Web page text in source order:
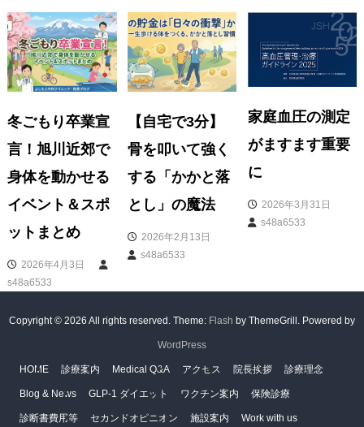
ビ
ゲ
ー
シ
ョ
ン
冬ごもり卒業宣
言！旭川近郊で
身体を動かせる
イベント＆スポ
ットまとめ
2026年4月3日
s48a6533
【自宅で3分】
骨を叩いて強く
する「かかと落
とし」の魔法
2026年2月13日
s48a6533
家庭血圧の測定
がますます重要
に
2026年3月31日
s48a6533
Copyright © 2026 All rights reserved. Theme: Flash by ThemeGrill. Powered by
WordPress
HOME 診療案内 Medical Q&A アクセス 院長挨拶 診療理念
Blog & News GLP-1 ダイエット ワクチン案内 保険診療
診断書費用等 セカンドオピニオン 施設案内 Work with us